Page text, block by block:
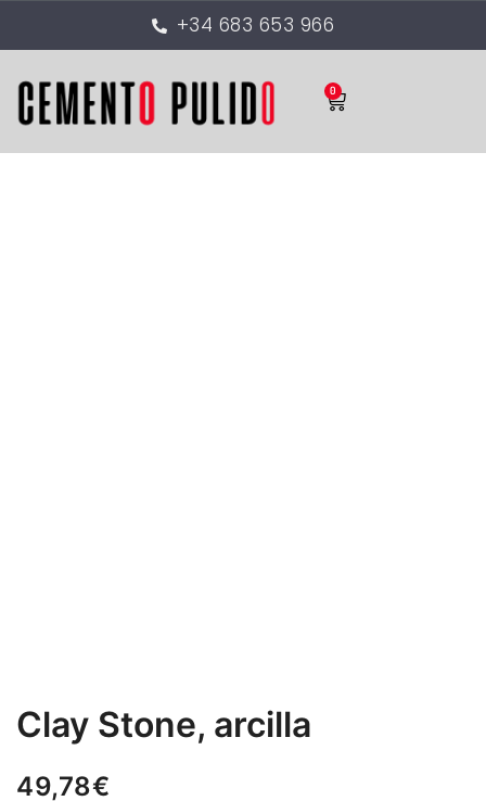
+34 683 653 966
0
Clay Stone, arcilla
49,78€